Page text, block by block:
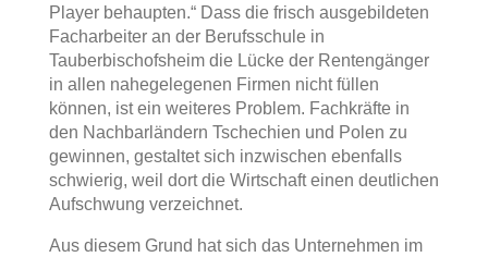
Player behaupten.“ Dass die frisch ausgebildeten
Facharbeiter an der Berufsschule in
Tauberbischofsheim die Lücke der Rentengänger
in allen nahegelegenen Firmen nicht füllen
können, ist ein weiteres Problem. Fachkräfte in
den Nachbarländern Tschechien und Polen zu
gewinnen, gestaltet sich inzwischen ebenfalls
schwierig, weil dort die Wirtschaft einen deutlichen
Aufschwung verzeichnet.
Aus diesem Grund hat sich das Unternehmen im